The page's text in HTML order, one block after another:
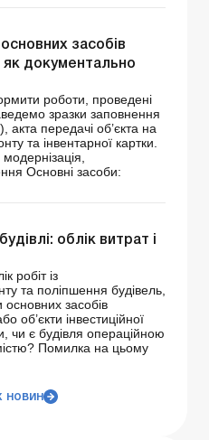
засобів
документально
роботи, проведені
зразки заповнення
акта передачі об’єкта на
та інвентарної картки.
Основні засоби:
облік витрат і
робіт із
та поліпшення будівель,
основних засобів
об’єкти інвестиційної
чи є будівля операційною
Помилка на цьому
новин